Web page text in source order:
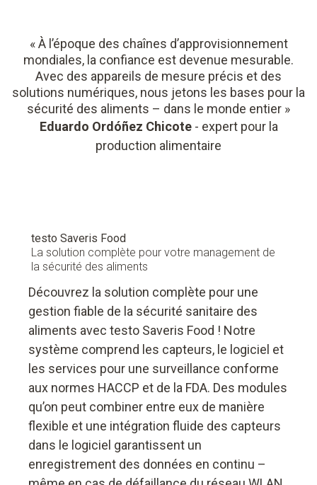
« À l’époque des chaînes d’approvisionnement
mondiales, la confiance est devenue mesurable.
Avec des appareils de mesure précis et des
solutions numériques, nous jetons les bases pour la
sécurité des aliments – dans le monde entier »
Eduardo Ordóñez Chicote - expert pour la
production alimentaire
testo Saveris Food
La solution complète pour votre management de
la sécurité des aliments
Découvrez la solution complète pour une
gestion fiable de la sécurité sanitaire des
aliments avec testo Saveris Food ! Notre
système comprend les capteurs, le logiciel et
les services pour une surveillance conforme
aux normes HACCP et de la FDA. Des modules
qu’on peut combiner entre eux de manière
flexible et une intégration fluide des capteurs
dans le logiciel garantissent un
enregistrement des données en continu –